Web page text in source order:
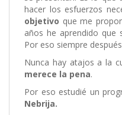
hacer los esfuerzos
objetivo que me
años he aprendido que
Por eso siempre
Nunca hay atajos a la
merece la pena.
Por eso estudié un
Nebrija.